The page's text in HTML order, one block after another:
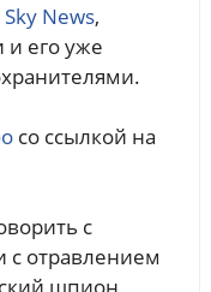
Sky News,
и его уже
со ссылкой на
с
с отравлением
шпион